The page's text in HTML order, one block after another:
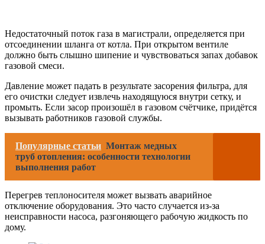
Недостаточный поток газа в магистрали, определяется при
отсоединении шланга от котла. При открытом вентиле
должно быть слышно шипение и чувствоваться запах добавок
газовой смеси.
Давление может падать в результате засорения фильтра, для
его очистки следует извлечь находящуюся внутри сетку, и
промыть. Если засор произошёл в газовом счётчике, придётся
вызывать работников газовой службы.
Популярные статьи Монтаж медных
труб отопления: особенности технологии
выполнения работ
Перегрев теплоносителя может вызвать аварийное
отключение оборудования. Это часто случается из-за
неисправности насоса, разгоняющего рабочую жидкость по
дому.